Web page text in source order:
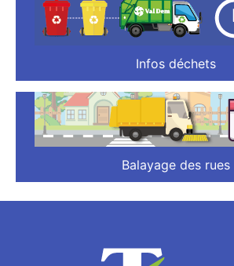
Infos déchets
Balayage des rues